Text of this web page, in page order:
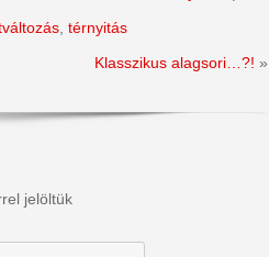
térnyitás
Klasszikus alagsori…?! »
jelöltük